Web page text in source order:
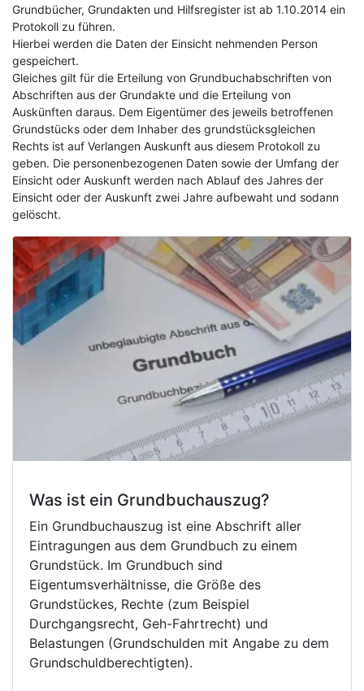
Grundbücher, Grundakten und Hilfsregister ist ab 1.10.2014 ein
Protokoll zu führen.
Hierbei werden die Daten der Einsicht nehmenden Person
gespeichert.
Gleiches gilt für die Erteilung von Grundbuchabschriften von
Abschriften aus der Grundakte und die Erteilung von
Auskünften daraus. Dem Eigentümer des jeweils betroffenen
Grundstücks oder dem Inhaber des grundstücksgleichen
Rechts ist auf Verlangen Auskunft aus diesem Protokoll zu
geben. Die personenbezogenen Daten sowie der Umfang der
Einsicht oder Auskunft werden nach Ablauf des Jahres der
Einsicht oder der Auskunft zwei Jahre aufbewaht und sodann
gelöscht.
Was ist ein Grundbuchauszug?
Ein Grundbuchauszug ist eine Abschrift aller
Eintragungen aus dem Grundbuch zu einem
Grundstück. Im Grundbuch sind
Eigentumsverhältnisse, die Größe des
Grundstückes, Rechte (zum Beispiel
Durchgangsrecht, Geh-Fahrtrecht) und
Belastungen (Grundschulden mit Angabe zu dem
Grundschuldberechtigten).